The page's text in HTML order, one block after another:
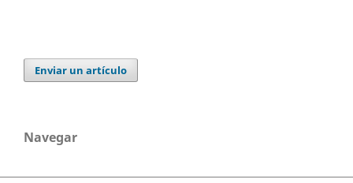
Enviar un artículo
Navegar